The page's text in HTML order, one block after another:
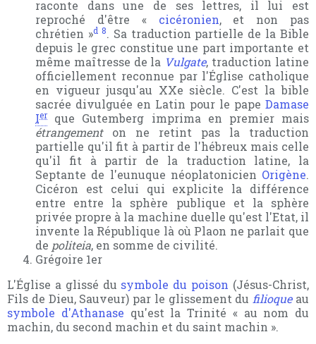
raconte dans une de ses lettres, il lui est
reproché d'être « cicéronien, et non pas
chrétien »d 8. Sa traduction partielle de la Bible
depuis le grec constitue une part importante et
même maîtresse de la Vulgate, traduction latine
officiellement reconnue par l'Église catholique
en vigueur jusqu'au XXe siècle. C'est la bible
sacrée divulguée en Latin pour le pape Damase
Ier
que Gutemberg imprima en premier mais
étrangementon ne retint pas la traduction
partielle qu'il fit à partir de l'hébreux mais celle
qu'il fit à partir de la traduction latine, la
Septante de l'eunuque néoplatonicien Origène.
Cicéron est celui qui explicite la différence
entre entre la sphère publique et la sphère
privée propre à la machine duelle qu'est l'Etat, il
invente la République là où Plaon ne parlait que
de politeia, en somme de civilité.
Grégoire 1er
L'Église a glissé du symbole du poison (Jésus-Christ,
Fils de Dieu, Sauveur) par le glissement du filioqueau
symbole d'Athanase qu'est la Trinité « au nom du
machin, du second machin et du saint machin ».